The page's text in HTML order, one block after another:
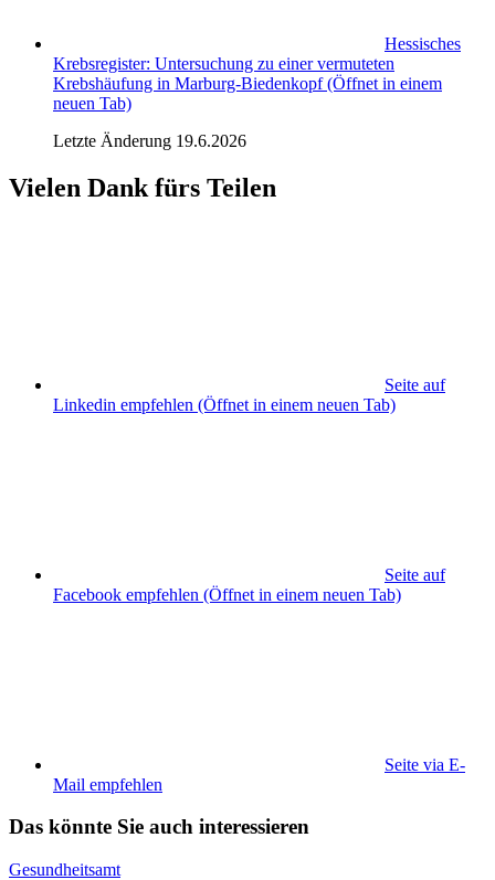
Hessisches
Krebsregister: Untersuchung zu einer vermuteten
Krebshäufung in Marburg-Biedenkopf(Öffnet in einem
neuen Tab)
Letzte Änderung 19.6.2026
Vielen Dank fürs Teilen
Seite auf
Linkedin empfehlen (Öffnet in einem neuen Tab)
Seite auf
Facebook empfehlen (Öffnet in einem neuen Tab)
Seite via E-
Mail empfehlen
Das könnte Sie auch interessieren
Gesundheitsamt